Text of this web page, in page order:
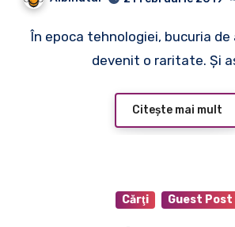
În epoca tehnologiei, bucuria de a citi o carte a
devenit o raritate. Și
Citește mai mult
Cărţi Guest Post